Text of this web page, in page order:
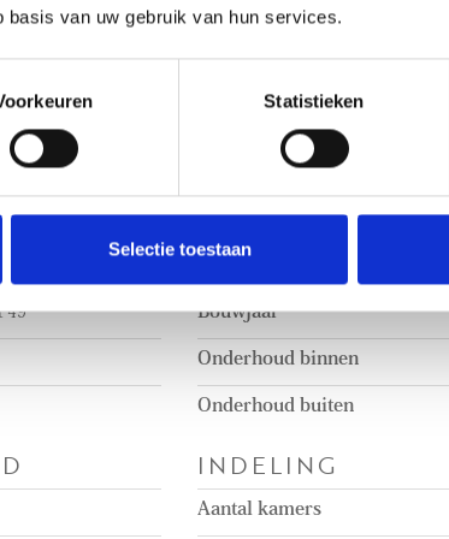
van uw gebruik van hun services.
Statistieken
Selectie toestaan
ontleend.
- Project notary: Matzinger
- Asbestos, age, and non-
- List of items and
No rights can be derived
49
Soort appartement
Bouwjaar
Onderhoud binnen
Onderhoud buiten
INDELING
Aantal kamers